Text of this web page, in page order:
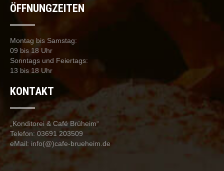
ÖFFNUNGZEITEN
Montag bis Samstag:
09 bis 18 Uhr
Sonntags und Feiertags:
13 bis 18 Uhr
KONTAKT
„Konditorei & Café Brüheim“
Telefon: 03691 203509
eMail: info(@)cafe-brueheim.de